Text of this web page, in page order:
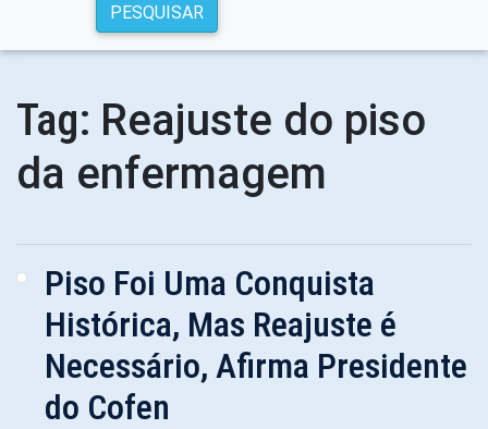
PESQUISAR
Tag: Reajuste do piso
da enfermagem
Piso Foi Uma Conquista
Histórica, Mas Reajuste é
Necessário, Afirma Presidente
do Cofen